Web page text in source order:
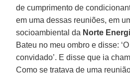
de cumprimento de
em uma dessas reuniões, em
socioambiental da Norte
Bateu no meu ombro e disse:
convidado’. E disse que ia
Como se tratava de uma